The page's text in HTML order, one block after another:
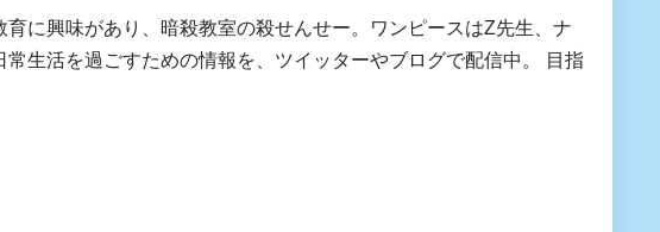
に興味があり、暗殺教室の殺せんせー。ワンピースはZ先生、ナ
生活を過ごすための情報を、ツイッターやブログで配信中。 目指